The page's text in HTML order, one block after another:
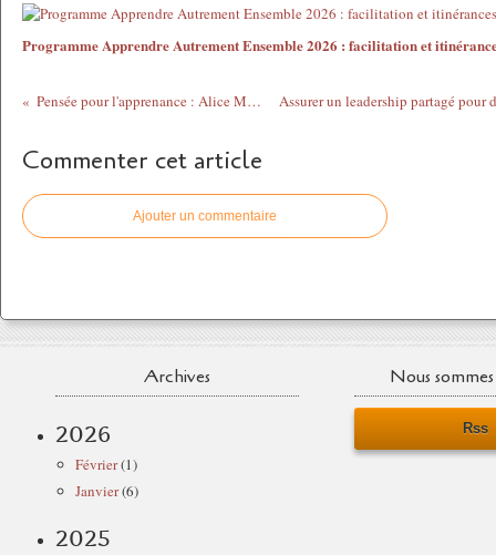
Programme Apprendre Autrement Ensemble 2026 : facilitation et
Pensée pour l'apprenance : Alice Miller
Commenter cet article
Ajouter un commentaire
Archives
2026
Février(1)
Janvier(6)
2025
Nous
Rss